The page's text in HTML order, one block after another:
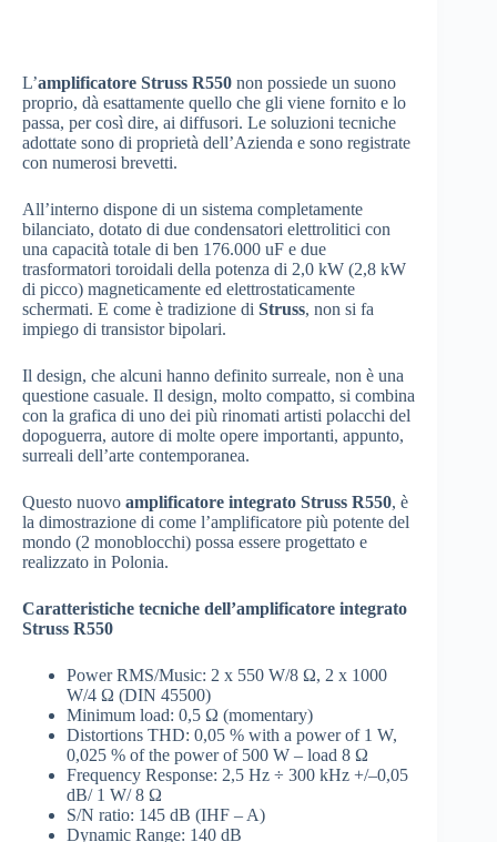
L’amplificatore Struss R550 non possiede un suono
proprio, dà esattamente quello che gli viene fornito e lo
passa, per così dire, ai diffusori. Le soluzioni tecniche
adottate sono di proprietà dell’Azienda e sono registrate
con numerosi brevetti.
All’interno dispone di un sistema completamente
bilanciato, dotato di due condensatori elettrolitici con
una capacità totale di ben 176.000 uF e due
trasformatori toroidali della potenza di 2,0 kW (2,8 kW
di picco) magneticamente ed elettrostaticamente
schermati. E come è tradizione di Struss, non si fa
impiego di transistor bipolari.
Il design, che alcuni hanno definito surreale, non è una
questione casuale. Il design, molto compatto, si combina
con la grafica di uno dei più rinomati artisti polacchi del
dopoguerra, autore di molte opere importanti, appunto,
surreali dell’arte contemporanea.
Questo nuovo amplificatore integrato Struss R550, è
la dimostrazione di come l’amplificatore più potente del
mondo (2 monoblocchi) possa essere progettato e
realizzato in Polonia.
Caratteristiche tecniche dell’amplificatore integrato
Struss R550
Power RMS/Music: 2 x 550 W/8 Ω, 2 x 1000
W/4 Ω (DIN 45500)
Minimum load: 0,5 Ω (momentary)
Distortions THD: 0,05 % with a power of 1 W,
0,025 % of the power of 500 W – load 8 Ω
Frequency Response: 2,5 Hz ÷ 300 kHz +/–0,05
dB/ 1 W/ 8 Ω
S/N ratio: 145 dB (IHF – A)
Dynamic Range: 140 dB